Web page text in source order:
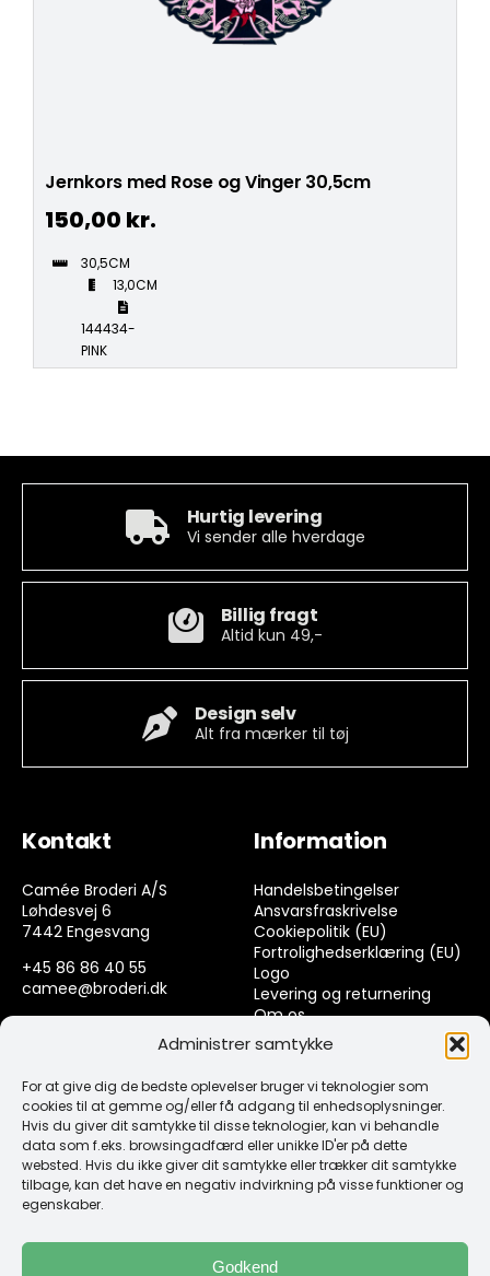
Administrer samtykke
For at give dig de bedste oplevelser bruger vi teknologier som
cookies til at gemme og/eller få adgang til enhedsoplysninger.
Hvis du giver dit samtykke til disse teknologier, kan vi behandle
data som f.eks. browsingadfærd eller unikke ID'er på dette
websted. Hvis du ikke giver dit samtykke eller trækker dit samtykke
tilbage, kan det have en negativ indvirkning på visse funktioner og
egenskaber.
Godkend
Jernkors med Rose og Vinger 30,5cm
150,00 kr.
30,5CM
13,0CM
144434-
PINK
Hurtig levering
Vi sender alle hverdage
Billig fragt
Altid kun 49,-
Design selv
Alt fra mærker til tøj
Kontakt
Camée Broderi A/S
Løhdesvej 6
7442 Engesvang
+45 86 86 40 55
camee@broderi.dk
Information
Handelsbetingelser
Ansvarsfraskrivelse
Cookiepolitik (EU)
Fortrolighedserklæring (EU)
Logo
Levering og returnering
Om os
Kontakt
Links
Spørgsmål & Svar
Tråd
Design selv guide
Konto